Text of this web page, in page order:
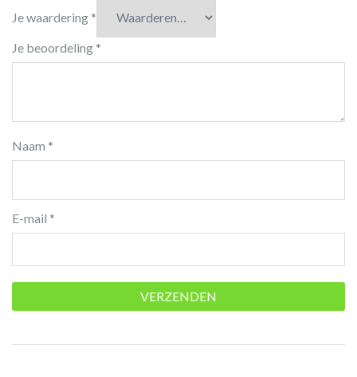
Je waardering *
Je beoordeling *
Naam *
E-mail *